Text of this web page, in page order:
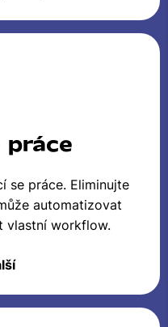
se práce. Eliminujte
automatizovat
vlastní workflow.